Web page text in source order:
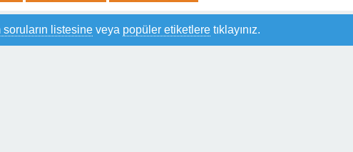
soruların listesine veya popüler etiketlere tıklayınız.